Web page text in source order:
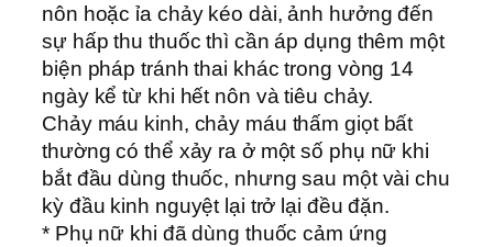
nôn hoặc ỉa chảy kéo dài, ảnh hưởng đến
sự hấp thu thuốc thì cần áp dụng thêm một
biện pháp tránh thai khác trong vòng 14
ngày kể từ khi hết nôn và tiêu chảy.
Chảy máu kinh, chảy máu thấm giọt bất
thường có thể xảy ra ở một số phụ nữ khi
bắt đầu dùng thuốc, nhưng sau một vài chu
kỳ đầu kinh nguyệt lại trở lại đều đặn.
* Phụ nữ khi đã dùng thuốc cảm ứng